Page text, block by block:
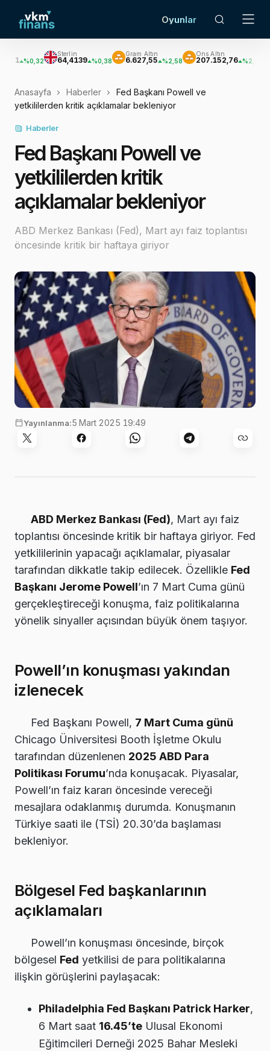
Oyunlar
Sterlin
64,4139 %0,38
Gram Altın
6.627,55 %2,58
Ons Altın
207.152,76 %2,62
Anasayfa Haberler
Fed Başkanı Powell ve
yetkililerden kritik açıklamalar bekleniyor
Haberler
Fed Başkanı Powell ve
yetkililerden kritik
açıklamalar bekleniyor
ABD Merkez Bankası (Fed), Mart ayı faiz toplantısı
öncesinde kritik bir haftaya giriyor
Yayınlanma:5 Mart 2025 19:49
ABD Merkez Bankası (Fed), Mart ayı faiz
toplantısı öncesinde kritik bir haftaya giriyor. Fed
yetkililerinin yapacağı açıklamalar, piyasalar
tarafından dikkatle takip edilecek. Özellikle Fed
Başkanı Jerome Powell’ın 7 Mart Cuma günü
gerçekleştireceği konuşma, faiz politikalarına
yönelik sinyaller açısından büyük önem taşıyor.
Powell’ın konuşması yakından
izlenecek
Fed Başkanı Powell, 7 Mart Cuma günü
Chicago Üniversitesi Booth İşletme Okulu
tarafından düzenlenen 2025 ABD Para
Politikası Forumu’nda konuşacak. Piyasalar,
Powell’ın faiz kararı öncesinde vereceği
mesajlara odaklanmış durumda. Konuşmanın
Türkiye saati ile (TSİ) 20.30’da başlaması
bekleniyor.
Bölgesel Fed başkanlarının
açıklamaları
Powell’ın konuşması öncesinde, birçok
bölgesel Fed yetkilisi de para politikalarına
ilişkin görüşlerini paylaşacak:
Philadelphia Fed Başkanı Patrick Harker,
6 Mart saat 16.45’te Ulusal Ekonomi
Eğitimcileri Derneği 2025 Bahar Mesleki